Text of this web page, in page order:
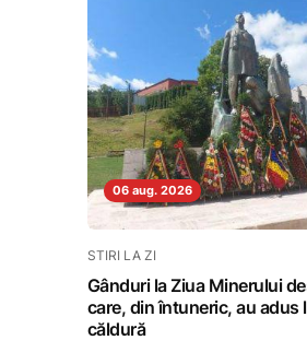
06 aug. 2026
STIRI LA ZI
Gânduri la Ziua Minerului
care, din întuneric, au adus
căldură